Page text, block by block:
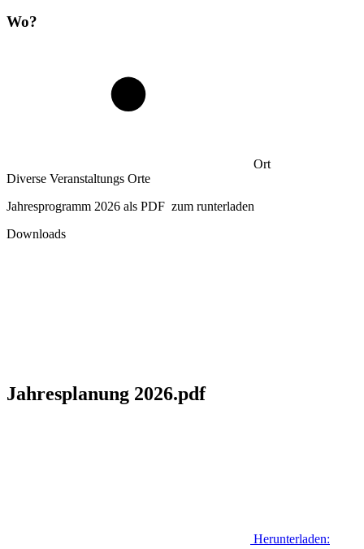
Wo?
Ort
Diverse Veranstaltungs Orte
Jahresprogramm 2026 als PDF zum runterladen
Downloads
Jahresplanung 2026.pdf
Herunterladen: